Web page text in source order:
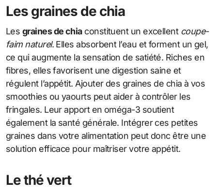
Les graines de chia
Les graines de chiaconstituent un excellent coupe-
faim naturel. Elles absorbent l’eau et forment un gel,
ce qui augmente la sensation de satiété. Riches en
fibres, elles favorisent une digestion saine et
régulent l’appétit. Ajouter des graines de chia à vos
smoothies ou yaourts peut aider à contrôler les
fringales. Leur apport en oméga-3 soutient
également la santé générale. Intégrer ces petites
graines dans votre alimentation peut donc être une
solution efficace pour maîtriser votre appétit.
Le thé vert